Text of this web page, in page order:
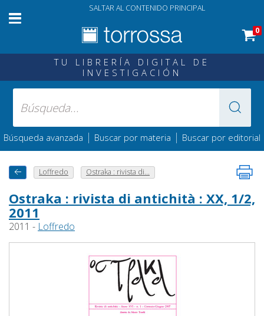
SALTAR AL CONTENIDO PRINCIPAL
0
TU LIBRERÍA DIGITAL DE
INVESTIGACIÓN
Búsqueda avanzada | Buscar por materia | Buscar por editorial
Loffredo Ostraka : rivista di...
Ostraka : rivista di antichità : XX, 1/2,
2011
2011 - Loffredo